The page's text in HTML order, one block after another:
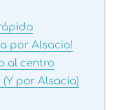
por Alsacia!
al centro
por Alsacia)